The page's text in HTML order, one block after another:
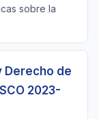
sobre la
Derecho de
2023-